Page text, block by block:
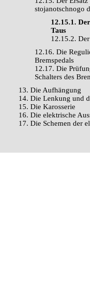
stojanotschnogo
12.15.1.
Taus
12.15.2.
12.16. Die
Bremspedals
12.17. Die
Schalters des
13. Die Aufhängung
14. Die Lenkung und
15. Die Karosserie
16. Die elektrische
17. Die Schemen der